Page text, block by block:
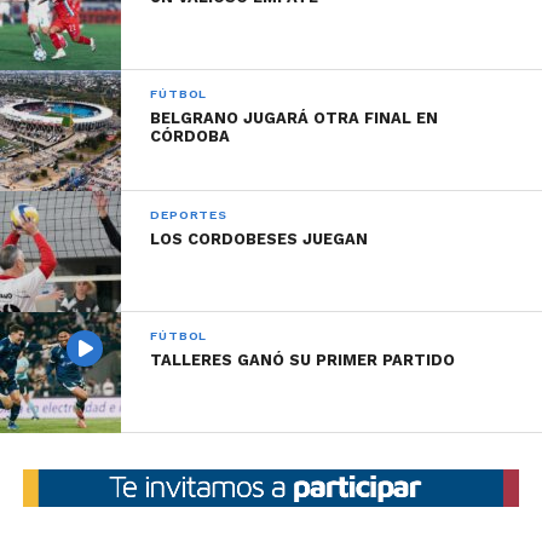
FÚTBOL
BELGRANO JUGARÁ OTRA FINAL EN
CÓRDOBA
DEPORTES
LOS CORDOBESES JUEGAN
FÚTBOL
TALLERES GANÓ SU PRIMER PARTIDO